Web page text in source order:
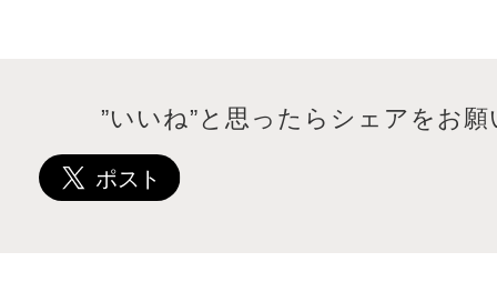
”いいね”と思ったらシェアをお